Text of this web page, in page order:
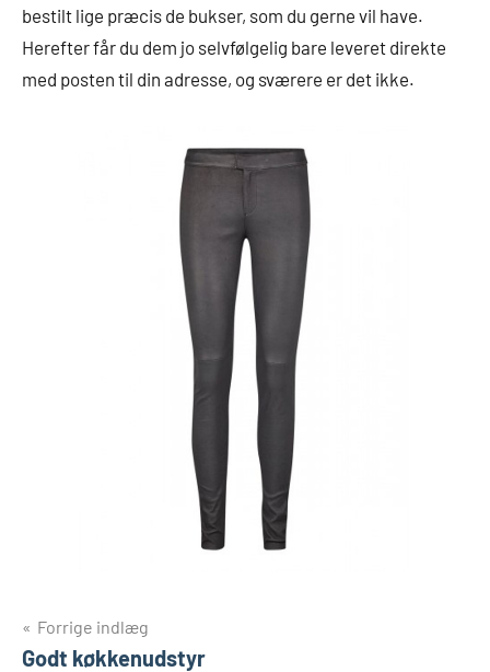
bestilt lige præcis de bukser, som du gerne vil have.
Herefter får du dem jo selvfølgelig bare leveret direkte
med posten til din adresse, og sværere er det ikke.
Indlægsnavigation
Forrige indlæg
Godt køkkenudstyr